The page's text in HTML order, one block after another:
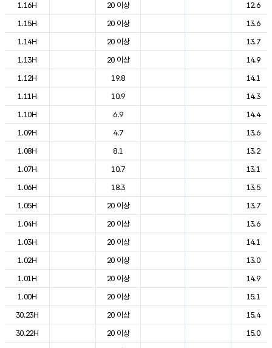
1.16H
20 이상
12.6
1.15H
20 이상
13.6
1.14H
20 이상
13.7
1.13H
20 이상
14.9
1.12H
19.8
14.1
1.11H
10.9
14.3
1.10H
6.9
14.4
1.09H
4.7
13.6
1.08H
8.1
13.2
1.07H
10.7
13.1
1.06H
18.3
13.5
1.05H
20 이상
13.7
1.04H
20 이상
13.6
1.03H
20 이상
14.1
1.02H
20 이상
13.0
1.01H
20 이상
14.9
1.00H
20 이상
15.1
30.23H
20 이상
15.4
30.22H
20 이상
15.0